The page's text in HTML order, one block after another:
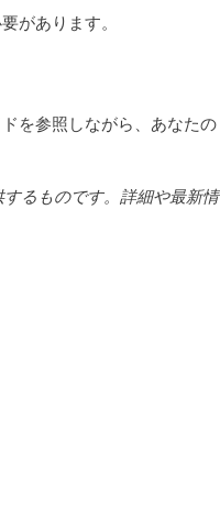
があります。
を参照しながら、あなたの
るものです。詳細や最新情